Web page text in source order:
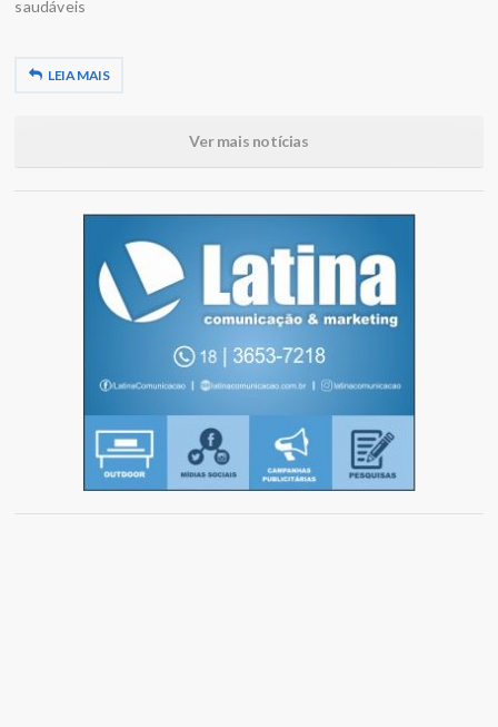
saudáveis
LEIA MAIS
Ver mais notícias